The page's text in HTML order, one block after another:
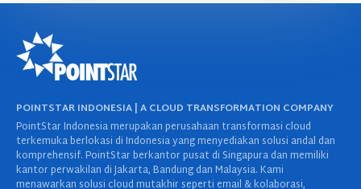
POINTSTAR INDONESIA | A CLOUD TRANSFORMATION COMPANY
PointStar Indonesia merupakan perusahaan transformasi cloud
terkemuka berlokasi di Indonesia yang menyediakan solusi andal dan
komprehensif. PointStar berkantor pusat di Singapura dan memiliki
kantor perwakilan di Jakarta, Bandung dan Malaysia. Kami
menawarkan solusi cloud mutakhir seperti email & kolaborasi,